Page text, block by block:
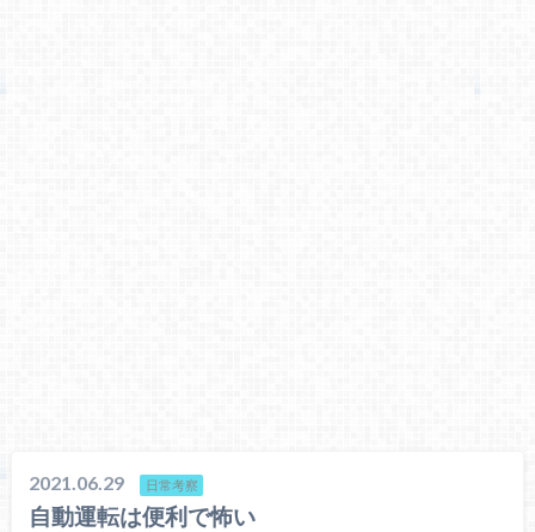
2021.06.29 日常考察
自動運転は便利で怖い